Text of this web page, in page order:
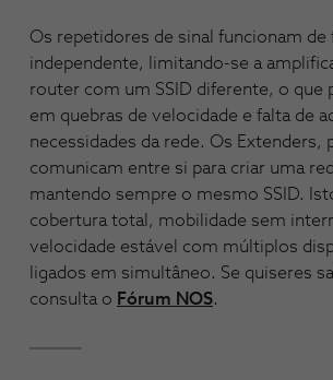
Os repetidores de sinal funcionam de
independente, limitando-se a
router com um SSID diferente, o que
em quebras de velocidade e falta de
necessidades da rede. Os Extenders,
comunicam entre si para criar uma
mantendo sempre o mesmo SSID.
cobertura total, mobilidade sem
velocidade estável com múltiplos
ligados em simultâneo. Se quiseres
consulta o Fórum NOS.